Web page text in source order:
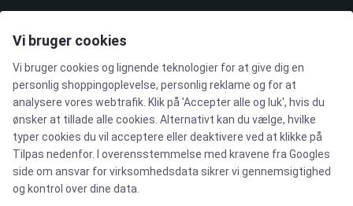
Kontakt
Nyhedsbrev
Presse
Vi bruger cookies
Vi bruger cookies og lignende teknologier for at give dig en
personlig shoppingoplevelse, personlig reklame og for at
analysere vores webtrafik. Klik på 'Accepter alle og luk', hvis du
ønsker at tillade alle cookies. Alternativt kan du vælge, hvilke
typer cookies du vil acceptere eller deaktivere ved at klikke på
Tilpas nedenfor. I overensstemmelse med kravene fraGoogles
side om ansvar for virksomhedsdatasikrer vi gennemsigtighed
og kontrol over dine data.